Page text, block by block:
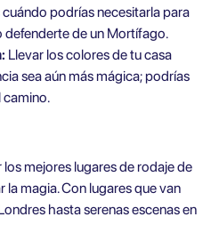
cuándo podrías necesitarla para
de un Mortífago.
Llevar los colores de tu casa
sea aún más mágica; podrías
camino.
mejores lugares de rodaje de
magia. Con lugares que van
hasta serenas escenas en